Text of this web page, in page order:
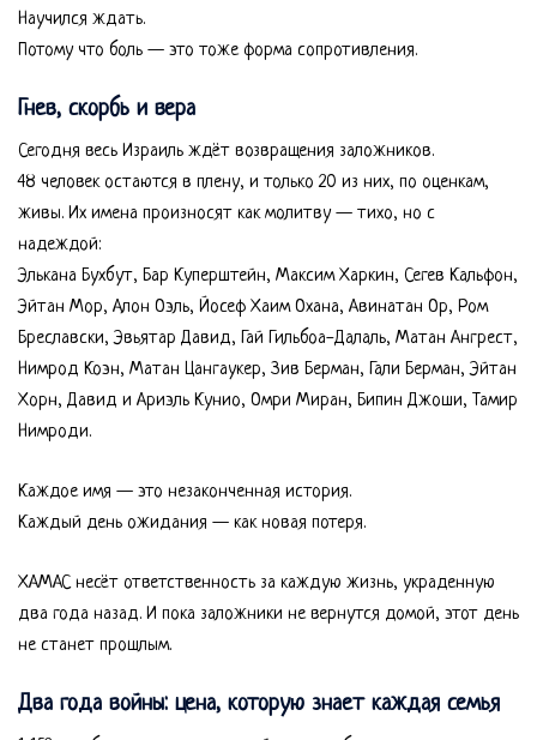
Научился ждать.
Потому что боль — это тоже форма сопротивления.
Гнев, скорбь и вера
Сегодня весь Израиль ждёт возвращения заложников.
48 человек остаются в плену, и только 20 из них, по оценкам,
живы. Их имена произносят как молитву — тихо, но с
надеждой:
Элькана Бухбут, Бар Куперштейн, Максим Харкин, Сегев Кальфон,
Эйтан Мор, Алон Оэль, Йосеф Хаим Охана, Авинатан Ор, Ром
Бреславски, Эвьятар Давид, Гай Гильбоа-Далаль, Матан Ангрест,
Нимрод Коэн, Матан Цангаукер, Зив Берман, Гали Берман, Эйтан
Хорн, Давид и Ариэль Кунио, Омри Миран, Бипин Джоши, Тамир
Нимроди.
Каждое имя — это незаконченная история.
Каждый день ожидания — как новая потеря.
ХАМАС несёт ответственность за каждую жизнь, украденную
два года назад. И пока заложники не вернутся домой, этот день
не станет прошлым.
Два года войны: цена, которую знает каждая семья